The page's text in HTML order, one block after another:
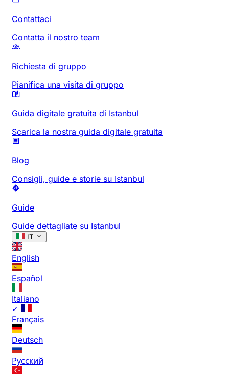
Contattaci
Contatta il nostro team
Richiesta di gruppo
Pianifica una visita di gruppo
Guida digitale gratuita di Istanbul
Scarica la nostra guida digitale gratuita
Blog
Consigli, guide e storie su Istanbul
Guide
Guide dettagliate su Istanbul
IT
English
Español
Italiano
✓
Français
Deutsch
Русский